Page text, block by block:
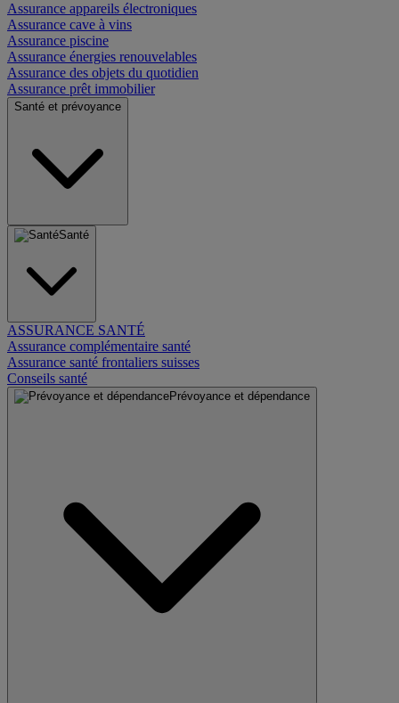
Assurance appareils électroniques
Assurance cave à vins
Assurance piscine
Assurance énergies renouvelables
Assurance des objets du quotidien
Assurance prêt immobilier
Santé et prévoyance
Santé
ASSURANCE SANTÉ
Assurance complémentaire santé
Assurance santé frontaliers suisses
Conseils santé
Prévoyance et dépendance